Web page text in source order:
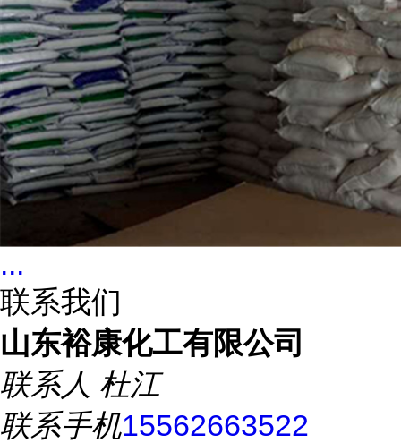
...
联系我们
山东裕康化工有限公司
联系人 杜江
联系手机15562663522